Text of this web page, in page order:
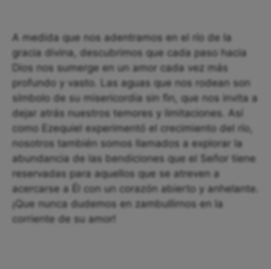
A medida que nos adentramos en el río de la
gracia divina, descubrimos que cada paso hacia
Dios nos sumerge en un amor cada vez más
profundo y vasto. Las aguas que nos rodean son
símbolo de su misericordia sin fin, que nos invita a
dejar atrás nuestros temores y limitaciones. Así
como Ezequiel experimentó el crecimiento del río,
nosotros también somos llamados a explorar la
abundancia de las bendiciones que el Señor tiene
reservadas para aquellos que se atreven a
acercarse a Él con un corazón abierto y anhelante.
¡Que nunca dudemos en zambullirnos en la
corriente de su amor!